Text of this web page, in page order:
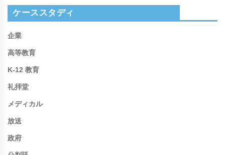
ケーススタディ
企業
高等教育
K-12 教育
礼拝堂
メディカル
放送
政府